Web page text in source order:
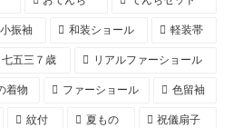
小振袖 和装ショール 軽装帯
七五三７歳 リアルファーショール
着物 ファーショール 色留袖
紋付 夏もの 祝儀扇子